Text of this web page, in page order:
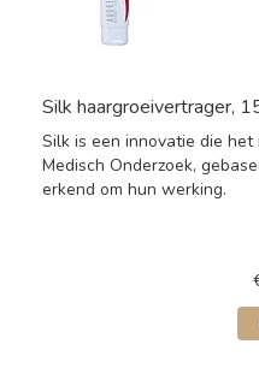
Silk haargroeivertrager,
Silk is een innovatie die
Medisch Onderzoek,
erkend om hun werking.